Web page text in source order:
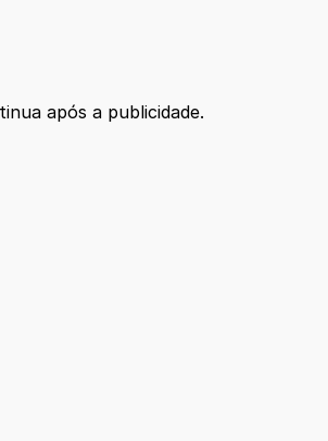
após a publicidade.